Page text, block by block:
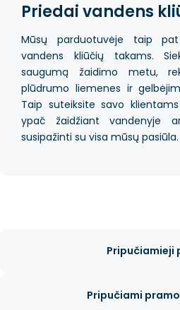
Priedai vandens
Mūsų parduotuvėje taip
vandens kliūčių takams.
saugumą žaidimo metu,
plūdrumo liemenes ir
Taip suteiksite savo
ypač žaidžiant vandenyje
susipažinti su visa mūsų pasiūla.
Pripučiamieji
Pripučiami